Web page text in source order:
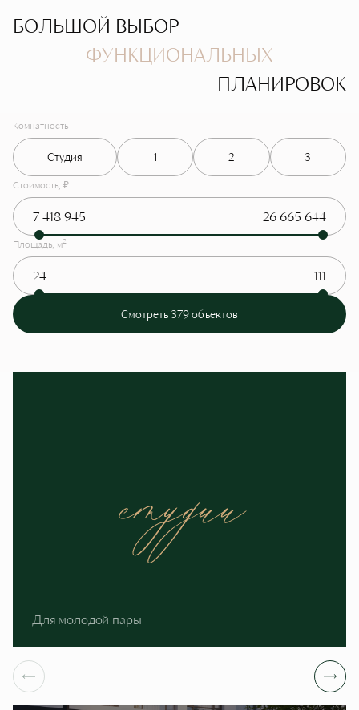
БОЛЬШОЙ ВЫБОР
ФУНКЦИОНАЛЬНЫХ
ПЛАНИРОВОК
Комнатность
Студия 1 2 3
Стоимость, ₽
Площадь, м2
Смотреть 379 объектов
Для молодой пары